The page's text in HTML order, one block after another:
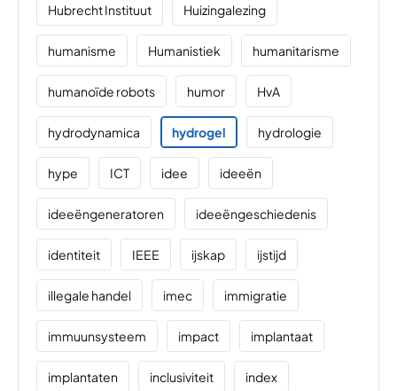
Hubrecht Instituut Huizingalezing
humanisme Humanistiek humanitarisme
humanoïde robots humor HvA
hydrodynamica hydrogel hydrologie
hype ICT idee ideeën
ideeëngeneratoren ideeëngeschiedenis
identiteit IEEE ijskap ijstijd
illegale handel imec immigratie
immuunsysteem impact implantaat
implantaten inclusiviteit index